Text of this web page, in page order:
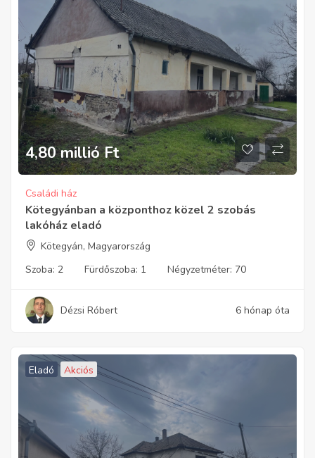
4,80 millió Ft
Családi ház
Kötegyánban a központhoz közel 2 szobás
lakóház eladó
Kötegyán, Magyarország
Szoba: 2 Fürdőszoba: 1 Négyzetméter: 70
Dézsi Róbert 6 hónap óta
Eladó Akciós